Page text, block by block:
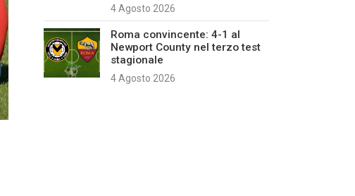
4 Agosto 2026
Roma convincente: 4-1 al
Newport County nel terzo test
stagionale
4 Agosto 2026